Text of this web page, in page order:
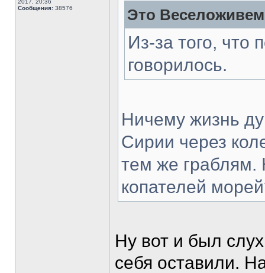
2017, 20:36
Сообщения: 38576 Это
Из-за того, что
говорилось.
Ничему жизнь
Сирии через
тем же граблям.
копателей
Ну вот и был
себя оставили.